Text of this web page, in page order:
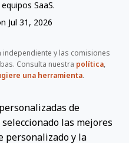
SaaS.
Jul 31, 2026
y las comisiones
Consulta nuestra política,
una herramienta.
de
las mejores
personalizado y la